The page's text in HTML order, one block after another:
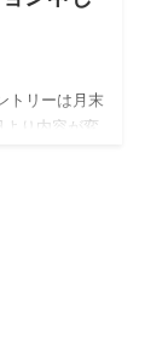
トリーは月末
り内容が変